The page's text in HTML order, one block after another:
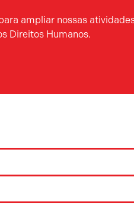
ampliar nossas
Direitos Humanos.